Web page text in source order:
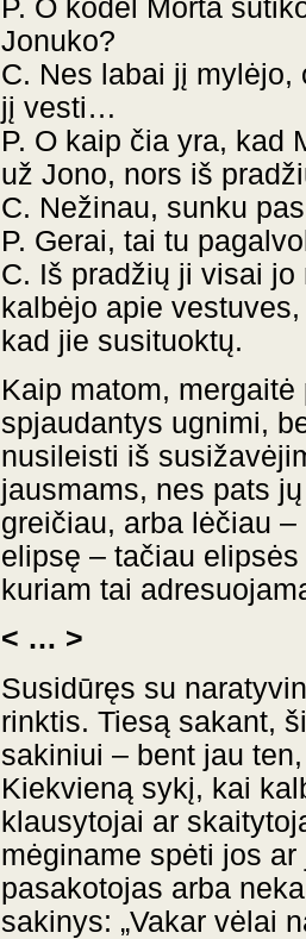
P. O kodėl Morta
Jonuko?
C. Nes labai jį mylėjo,
jį vesti…
P. O kaip čia yra, kad
už Jono, nors iš
C. Nežinau, sunku
P. Gerai, tai tu
C. Iš pradžių ji visai
kalbėjo apie
kad jie susituoktų.
Kaip matom,
spjaudantys ugnimi,
nusileisti iš
jausmams, nes pats
greičiau, arba lėčiau
elipsę – tačiau
kuriam tai
< … >
Susidūręs su
rinktis. Tiesą sakant,
sakiniui – bent jau
Kiekvieną sykį, kai
klausytojai ar
mėginame spėti jos
pasakotojas arba
sakinys: „Vakar vėlai